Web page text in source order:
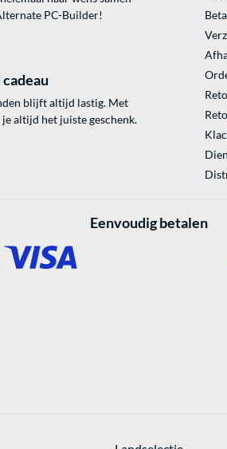
PC-Builder!
cadeau
blijft altijd lastig. Met
altijd het juiste geschenk.
Eenvoudig betalen